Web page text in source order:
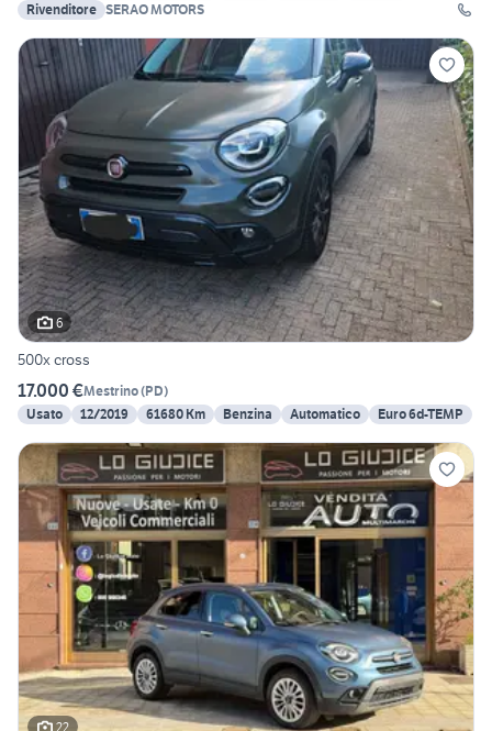
Rivenditore SERAO MOTORS
6
500x cross
17.000 €Mestrino(PD)
Usato
12/2019 61680 Km Benzina Automatico Euro 6d-TEMP
22